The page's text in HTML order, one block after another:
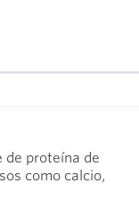
de proteína de
como calcio,